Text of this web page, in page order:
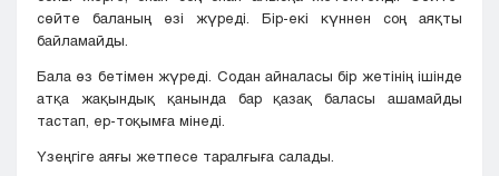
сөйте баланың өзі жүреді. Бір-екі күннен соң аяқты
байламайды.
Бала өз бетімен жүреді. Содан айналасы бір жетінің ішінде
атқа жақындық қанында бар қазақ баласы ашамайды
тастап, ер-тоқымға мінеді.
Үзеңгіге аяғы жетпесе таралғыға салады.